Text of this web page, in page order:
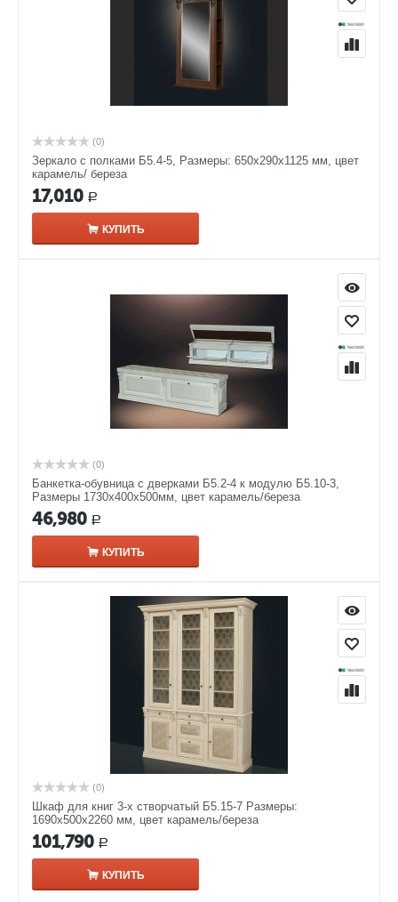
(0)
Зеркало с полками Б5.4-5, Размеры: 650х290х1125 мм, цвет
карамель/ береза
17,010 Р
КУПИТЬ
(0)
Банкетка-обувница с дверками Б5.2-4 к модулю Б5.10-3,
Размеры 1730х400х500мм, цвет карамель/береза
46,980 Р
КУПИТЬ
(0)
Шкаф для книг 3-х створчатый Б5.15-7 Размеры:
1690х500х2260 мм, цвет карамель/береза
101,790 Р
КУПИТЬ